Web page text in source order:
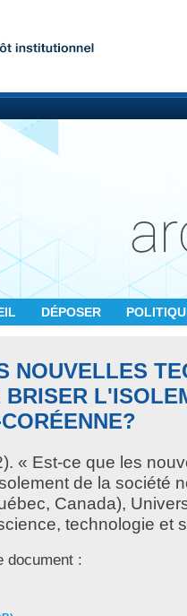
DÉPOSER
NOUVELLES
BRISER
« Est-ce que les
de la société
Canada),
technologie et
document :